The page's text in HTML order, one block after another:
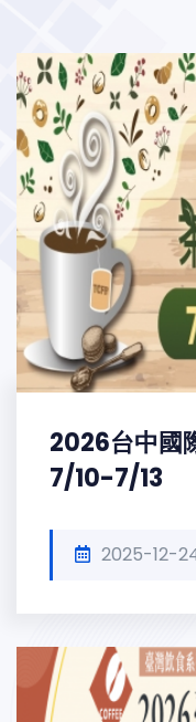
2026台中國
7/10-7/13
2025-12-